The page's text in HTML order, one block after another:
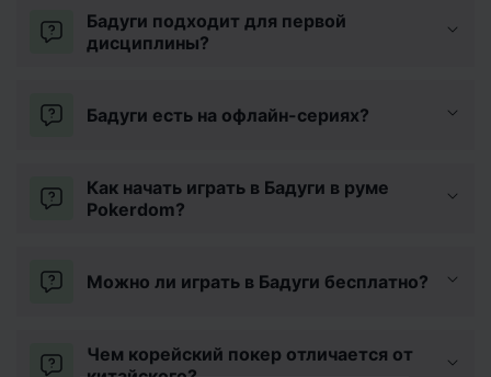
Бадуги подходит для первой
дисциплины?
Бадуги есть на офлайн-сериях?
Как начать играть в Бадуги в руме
Pokerdom?
Можно ли играть в Бадуги бесплатно?
Чем корейский покер отличается от